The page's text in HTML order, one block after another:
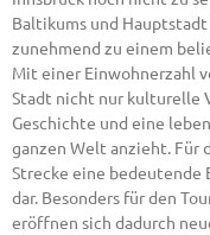
Baltikums und
zunehmend zu einem
Mit einer Einwohnerzahl
Stadt nicht nur kulturelle
Geschichte und eine
ganzen Welt anzieht. Für
Strecke eine bedeutende
dar. Besonders für den
eröffnen sich dadurch